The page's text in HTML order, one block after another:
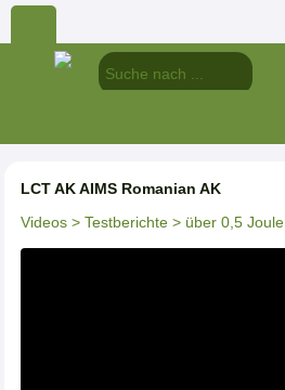
LCT AK AIMS Romanian AK
Videos > Testberichte > über 0,5 Joule